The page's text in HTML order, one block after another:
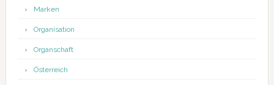
Marken
Organisation
Organschaft
Österreich